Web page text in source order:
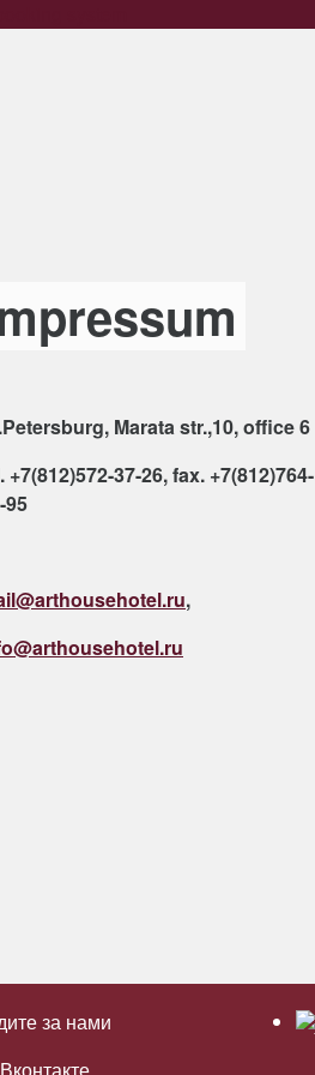
Marata str.,10, office 6
+7(812)572-37-26, fax. +7(812)764-
95
,
за нами